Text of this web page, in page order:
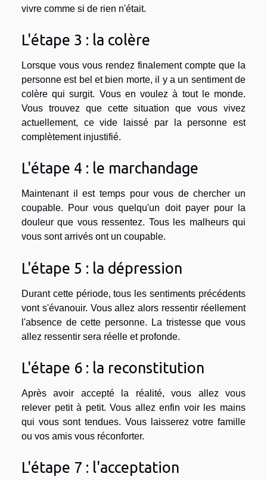
vivre comme si de rien n'était.
L'étape 3 : la colère
Lorsque vous vous rendez finalement compte que la
personne est bel et bien morte, il y a un sentiment de
colère qui surgit. Vous en voulez à tout le monde.
Vous trouvez que cette situation que vous vivez
actuellement, ce vide laissé par la personne est
complètement injustifié.
L'étape 4 : le marchandage
Maintenant il est temps pour vous de chercher un
coupable. Pour vous quelqu'un doit payer pour la
douleur que vous ressentez. Tous les malheurs qui
vous sont arrivés ont un coupable.
L'étape 5 : la dépression
Durant cette période, tous les sentiments précédents
vont s'évanouir. Vous allez alors ressentir réellement
l'absence de cette personne. La tristesse que vous
allez ressentir sera réelle et profonde.
L'étape 6 : la reconstitution
Après avoir accepté la réalité, vous allez vous
relever petit à petit. Vous allez enfin voir les mains
qui vous sont tendues. Vous laisserez votre famille
ou vos amis vous réconforter.
L'étape 7 : l'acceptation